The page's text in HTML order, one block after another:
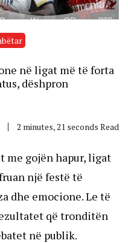
në ligat më të forta
dëshpron
2 minutes, 21 seconds Read
me gojën hapur, ligat
një festë të
dhe emocione. Le të
që tronditën
në publik.